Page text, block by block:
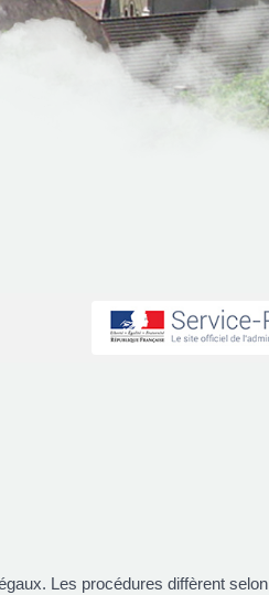
Les procédures diffèrent